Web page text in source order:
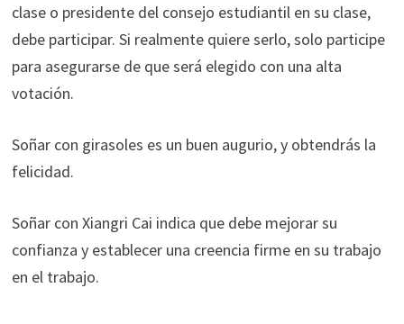
clase o presidente del consejo estudiantil en su clase,
debe participar. Si realmente quiere serlo, solo participe
para asegurarse de que será elegido con una alta
votación.
Soñar con girasoles es un buen augurio, y obtendrás la
felicidad.
Soñar con Xiangri Cai indica que debe mejorar su
confianza y establecer una creencia firme en su trabajo
en el trabajo.